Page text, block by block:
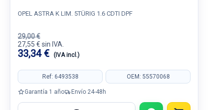
OPEL ASTRA K LIM. 5TÜRIG 1.6 CDTI DPF
29,00 €
27,55 € sin IVA.
33,34 € (IVA incl.)
Ref: 6493538 OEM: 55570068
Garantía 1 año Envío 24-48h